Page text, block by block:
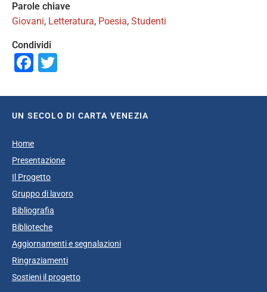
Parole chiave
Giovani, Letteratura, Poesia, Studenti
Condividi
Facebook
UN SECOLO DI CARTA VENEZIA
Home
Presentazione
Il Progetto
Gruppo di lavoro
Bibliografia
Biblioteche
Aggiornamenti e segnalazioni
Ringraziamenti
Sostieni il progetto